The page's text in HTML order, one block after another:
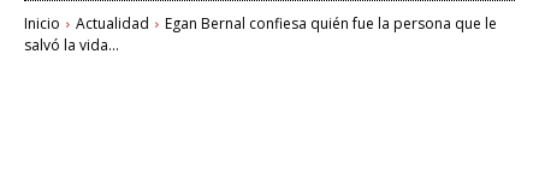
Inicio Actualidad
Egan Bernal confiesa quién fue la persona que le
salvó la vida...